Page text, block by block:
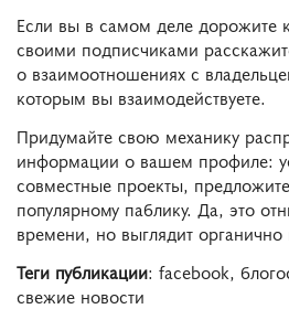
Если вы в самом деле дорожите
своими подписчиками
о взаимоотношениях с
которым вы взаимодействуете.
Придумайте свою механику
информации о вашем профиле:
совместные проекты,
популярному паблику. Да, это
времени, но выглядит органично
Теги публикации: facebook,
свежие новости